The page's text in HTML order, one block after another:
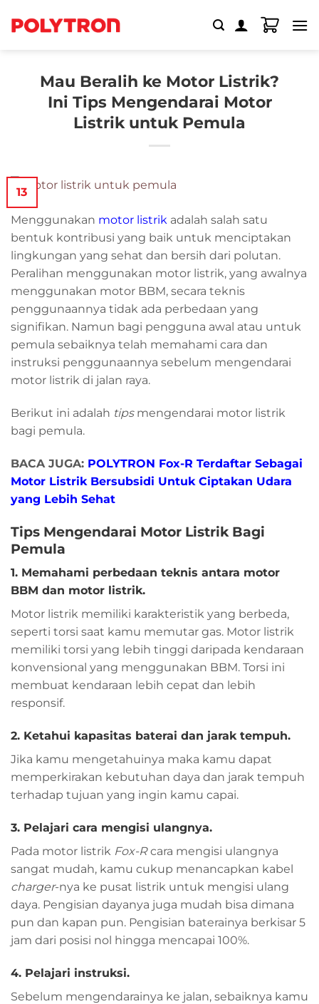
Mau Beralih ke Motor Listrik?
Ini Tips Mengendarai Motor
Listrik untuk Pemula
13
Menggunakan motor listrik adalah salah satu
bentuk kontribusi yang baik untuk menciptakan
lingkungan yang sehat dan bersih dari polutan.
Peralihan menggunakan motor listrik, yang awalnya
menggunakan motor BBM, secara teknis
penggunaannya tidak ada perbedaan yang
signifikan. Namun bagi pengguna awal atau untuk
pemula sebaiknya telah memahami cara dan
instruksi penggunaannya sebelum mengendarai
motor listrik di jalan raya.
Berikut ini adalah tipsmengendarai motor listrik
bagi pemula.
BACA JUGA: POLYTRON Fox-R Terdaftar Sebagai
Motor Listrik Bersubsidi Untuk Ciptakan Udara
yang Lebih Sehat
Tips Mengendarai Motor Listrik Bagi
Pemula
1. Memahami perbedaan teknis antara motor
BBM dan motor listrik.
Motor listrik memiliki karakteristik yang berbeda,
seperti torsi saat kamu memutar gas. Motor listrik
memiliki torsi yang lebih tinggi daripada kendaraan
konvensional yang menggunakan BBM. Torsi ini
membuat kendaraan lebih cepat dan lebih
responsif.
2. Ketahui kapasitas baterai dan jarak tempuh.
Jika kamu mengetahuinya maka kamu dapat
memperkirakan kebutuhan daya dan jarak tempuh
terhadap tujuan yang ingin kamu capai.
3. Pelajari cara mengisi ulangnya.
Pada motor listrik Fox-Rcara mengisi ulangnya
sangat mudah, kamu cukup menancapkan kabel
charger-nya ke pusat listrik untuk mengisi ulang
daya. Pengisian dayanya juga mudah bisa dimana
pun dan kapan pun. Pengisian baterainya berkisar 5
jam dari posisi nol hingga mencapai 100%.
4. Pelajari instruksi.
Sebelum mengendarainya ke jalan, sebaiknya kamu